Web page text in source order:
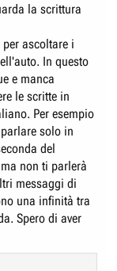
la scrittura
ascoltare i
In questo
e manca
le scritte in
Per esempio
solo in
del
non ti parlerà
messaggi di
una infinità tra
Spero di aver